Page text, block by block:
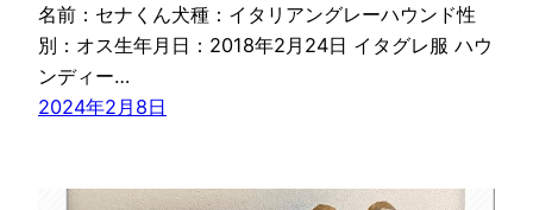
名前：セナくん犬種：イタリアングレーハウンド性
別：オス生年月日：2018年2月24日 イタグレ服 ハウ
ンディー…
2024年2月8日